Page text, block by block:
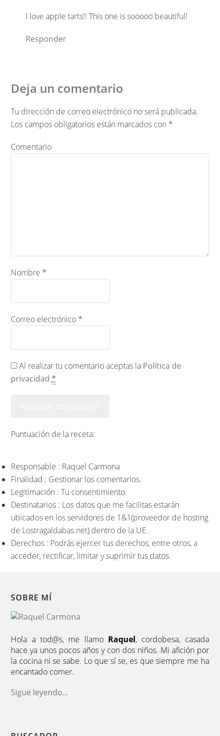
I love apple tarts!! This one is sooooo beautiful!
Responder
Deja un comentario
Tu dirección de correo electrónico no será publicada.
Los campos obligatorios están marcados con *
Comentario
Nombre *
Correo electrónico *
Al realizar tu comentario aceptas la Política de
privacidad *
Puntuación de la receta:
Responsable : Raquel Carmona
Finalidad : Gestionar los comentarios.
Legitimación : Tu consentimiento.
Destinatarios : Los datos que me facilitas estarán
ubicados en los servidores de 1&1(proveedor de hosting
de Lostragaldabas.net) dentro de la UE.
Derechos : Podrás ejercer tus derechos, entre otros, a
acceder, rectificar, limitar y suprimir tus datos.
SOBRE MÍ
Hola a tod@s, me llamo Raquel, cordobesa, casada
hace ya unos pocos años y con dos niños. Mi afición por
la cocina ni se sabe. Lo que sí se, es que siempre me ha
encantado comer.
Sigue leyendo...